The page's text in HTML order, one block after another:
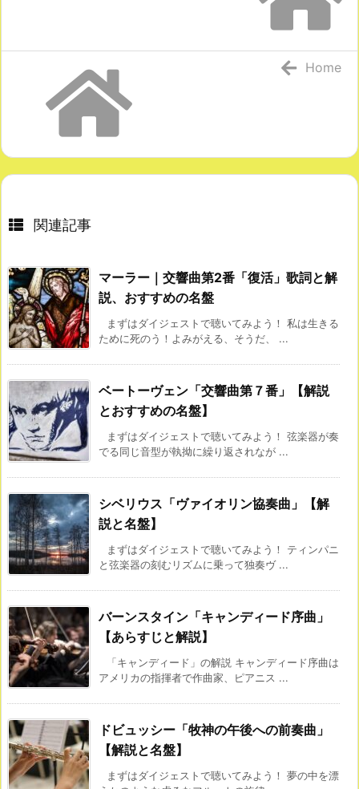
Home
関連記事
マーラー｜交響曲第2番「復活」歌詞と解
説、おすすめの名盤
まずはダイジェストで聴いてみよう！ 私は生きる
ために死のう！よみがえる、そうだ、 ...
ベートーヴェン「交響曲第７番」【解説
とおすすめの名盤】
まずはダイジェストで聴いてみよう！ 弦楽器が奏
でる同じ音型が執拗に繰り返されなが ...
シベリウス「ヴァイオリン協奏曲」【解
説と名盤】
まずはダイジェストで聴いてみよう！ ティンパニ
と弦楽器の刻むリズムに乗って独奏ヴ ...
バーンスタイン「キャンディード序曲」
【あらすじと解説】
「キャンディード」の解説 キャンディード序曲は
アメリカの指揮者で作曲家、ピアニス ...
ドビュッシー「牧神の午後への前奏曲」
【解説と名盤】
まずはダイジェストで聴いてみよう！ 夢の中を漂